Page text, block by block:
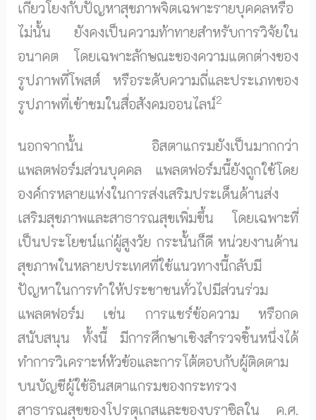
เกี่ยวโยงกับปัญหาสุขภาพจิตเฉพาะรายบุคคลหรือ
ไม่นั้น ยังคงเป็นความท้าทายสำหรับการวิจัยใน
อนาคต โดยเฉพาะลักษณะของความแตกต่างของ
รูปภาพที่โพสต์ หรือระดับความถี่และประเภทของ
รูปภาพที่เข้าชมในสื่อสังคมออนไลน์2
นอกจากนั้น อิสตาแกรมยังเป็นมากกว่า
แพลตฟอร์มส่วนบุคคล แพลตฟอร์มนี้ยังถูกใช้โดย
องค์กรหลายแห่งในการส่งเสริมประเด็นด้านส่ง
เสริมสุขภาพและสาธารณสุขเพิ่มขึ้น โดยเฉพาะที่
เป็นประโยชน์แก่ผู้สูงวัย กระนั้นก็ดี หน่วยงานด้าน
สุขภาพในหลายประเทศที่ใช้แนวทางนี้กลับมี
ปัญหาในการทำให้ประชาชนทั่วไปมีส่วนร่วม
แพลตฟอร์ม เช่น การแชร์ข้อความ หรือกด
สนับสนุน ทั้งนี้ มีการศึกษาเชิงสำรวจชิ้นหนึ่งได้
ทำการวิเคราะห์หัวข้อและการโต้ตอบกับผู้ติดตาม
บนบัญชีผู้ใช้อินสตาแกรมของกระทรวง
สาธารณสุขของโปรตุเกสและของบราซิลใน ค.ศ.